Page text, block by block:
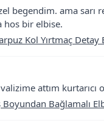
begendim. ama sarı
hos bir elbise.
Kol Yırtmaç Detay
attım
Bağlamalı